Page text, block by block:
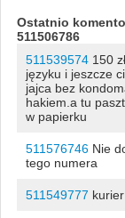
Ostatnio
511506786
511539574150
języku i jeszcze
jajca bez
hakiem.a tu
w papierku
511576746Nie
tego numera
511549777